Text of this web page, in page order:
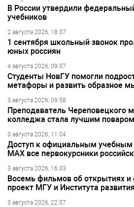
В России утвердили
учебников
2 августа 2026, 18:37
1 сентября школьный звонок
юных россиян
4 августа 2026, 09:57
Студенты НовГУ помогли
метафоры и развить образное
3 августа 2026, 09:58
Преподаватель Череповецкого
колледжа стала лучшим
3 августа 2026, 11:04
Доступ к официальным учебным
МАХ все первокурсники
3 августа 2026, 16:33
Восемь фильмов об открытиях и
проект МГУ и Института
3 августа 2026, 22:57